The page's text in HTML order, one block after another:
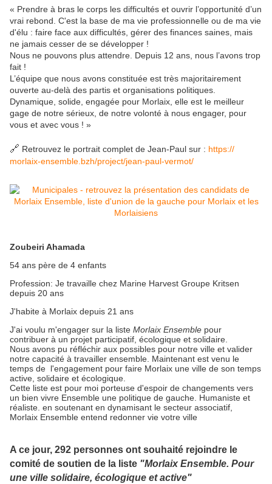
« Prendre à bras le corps les difficultés et ouvrir l’opportunité d’un
vrai rebond. C'est la base de ma vie professionnelle ou de ma vie
d'élu : faire face aux difficultés, gérer des finances saines, mais
ne jamais cesser de se développer !
Nous ne pouvons plus attendre. Depuis 12 ans, nous l’avons trop
fait !
L’équipe que nous avons constituée est très majoritairement
ouverte au-delà des partis et organisations politiques.
Dynamique, solide, engagée pour Morlaix, elle est le meilleur
gage de notre sérieux, de notre volonté à nous engager, pour
vous et avec vous ! »
🔗 Retrouvez le portrait complet de Jean-Paul sur : https://
morlaix-ensemble.bzh/project/jean-paul-vermot/
Zoubeiri Ahamada
54 ans père de 4 enfants
Profession: Je travaille chez Marine Harvest Groupe Kritsen
depuis 20 ans
J'habite à Morlaix depuis 21 ans
J'ai voulu m'engager sur la liste Morlaix Ensemble pour
contribuer à un projet participatif, écologique et solidaire.
Nous avons pu réfléchir aux possibles pour notre ville et valider
notre capacité à travailler ensemble. Maintenant est venu le
temps de l'engagement pour faire Morlaix une ville de son temps
active, solidaire et écologique.
Cette liste est pour moi porteuse d'espoir de changements vers
un bien vivre Ensemble une politique de gauche. Humaniste et
réaliste. en soutenant en dynamisant le secteur associatif,
Morlaix Ensemble entend redonner vie votre ville
A ce jour, 292 personnes ont souhaité rejoindre le
comité de soutien de la liste "Morlaix Ensemble. Pour
une ville solidaire, écologique et active"